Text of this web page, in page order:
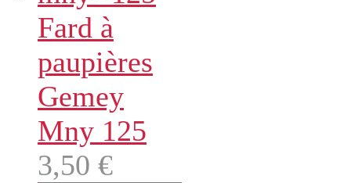
Fard à
paupières
Gemey
Mny 125
3,50 €